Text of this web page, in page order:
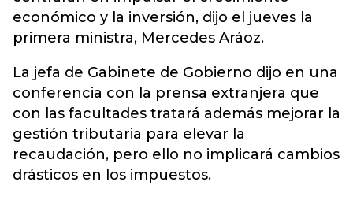
económico y la inversión, dijo el jueves la
primera ministra, Mercedes Aráoz.
La jefa de Gabinete de Gobierno dijo en una
conferencia con la prensa extranjera que
con las facultades tratará además mejorar la
gestión tributaria para elevar la
recaudación, pero ello no implicará cambios
drásticos en los impuestos.